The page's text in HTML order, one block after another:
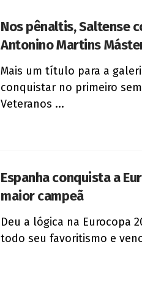
Nos pênaltis, Saltense
Antonino Martins
Mais um título para a
conquistar no primeiro
Veteranos ...
Espanha conquista a
maior campeã
Deu a lógica na Eurocopa
todo seu favoritismo e